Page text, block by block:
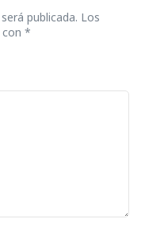
publicada. Los
*